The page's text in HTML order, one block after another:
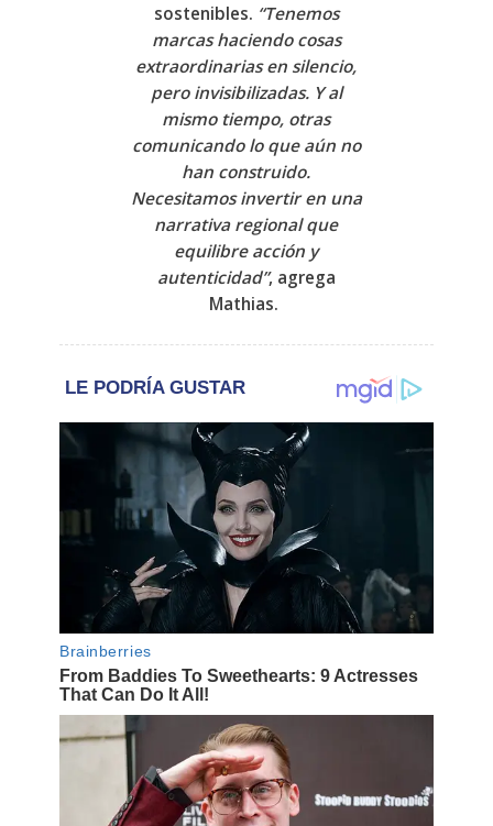
sostenibles. “Tenemos
marcas haciendo cosas
extraordinarias en silencio,
pero invisibilizadas. Y al
mismo tiempo, otras
comunicando lo que aún no
han construido.
Necesitamos invertir en una
narrativa regional que
equilibre acción y
autenticidad”, agrega
Mathias.